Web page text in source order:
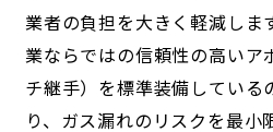
業者の負担を大きく軽減しま
業ならではの信頼性の高いア
チ継手）を標準装備している
り、ガス漏れのリスクを最小